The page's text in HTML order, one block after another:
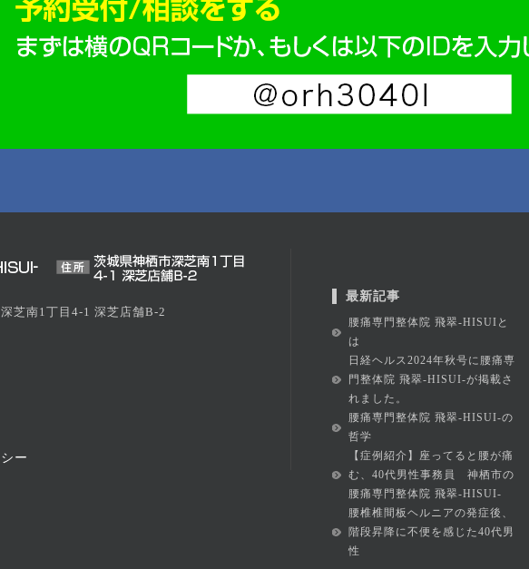
芝南1丁目4-1 深芝店舗B-2
ー
最新記事
腰痛専門整体院 飛翠-HISUIと
は
日経ヘルス2024年秋号に腰痛専
門整体院 飛翠-HISUI-が掲載さ
れました。
腰痛専門整体院 飛翠-HISUI-の
哲学
【症例紹介】座ってると腰が痛
む、40代男性事務員 神栖市の
腰痛専門整体院 飛翠-HISUI-
腰椎椎間板ヘルニアの発症後、
階段昇降に不便を感じた40代男
性